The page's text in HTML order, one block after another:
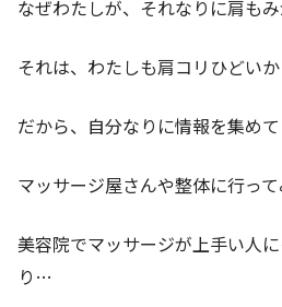
なぜわたしが、それなりに肩も
それは、わたしも肩コリひどい
だから、自分なりに情報を集め
マッサージ屋さんや整体に行っ
美容院でマッサージが上手い人
り…